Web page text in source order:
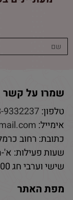
שמרו על קשר
טלפון:9332237
אימייל:
כתובת: רחוב
שעות פעילות: א'-ה' 9:00-
שישי וערבי חג 8:30-14:00
מפת האתר